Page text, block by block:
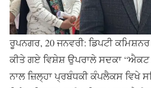
ਰੂਪਨਗਰ, 20 ਜਨਵਰੀ: ਡਿਪਟੀ
ਕੀਤੇ ਗਏ ਵਿਸ਼ੇਸ਼ ਉਪਰਾਲੇ ਸਦਕਾ
ਨਾਲ ਜ਼ਿਲ੍ਹਾ ਪ੍ਰਬੰਧਕੀ ਕੰਪਲੈਕਸ ਵਿਖੇ